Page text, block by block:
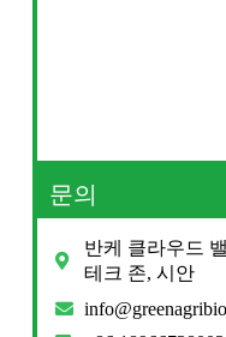
문의
반케 클라우드
테크 존, 시안